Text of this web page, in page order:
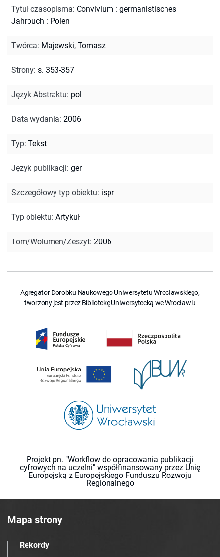
Tytuł czasopisma: Convivium : germanistisches
Jahrbuch : Polen
Twórca: Majewski, Tomasz
Strony: s. 353-357
Język Abstraktu: pol
Data wydania: 2006
Typ: Tekst
Język publikacji: ger
Szczegółowy typ obiektu: ispr
Typ obiektu: Artykuł
Tom/Wolumen/Zeszyt: 2006
Agregator Dorobku Naukowego Uniwersytetu Wrocławskiego,
tworzony jest przez Bibliotekę Uniwersytecką we Wrocławiu
Projekt pn. "Workflow do opracowania publikacji
cyfrowych na uczelni" współfinansowany przez Unię
Europejską z Europejskiego Funduszu Rozwoju
Regionalnego
Mapa strony
Rekordy